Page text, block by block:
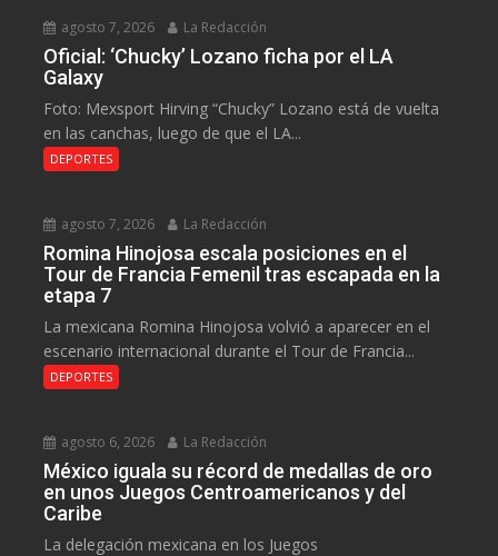
agosto 7, 2026 La Redacción
Oficial: ‘Chucky’ Lozano ficha por el LA
Galaxy
Foto: Mexsport Hirving “Chucky” Lozano está de vuelta
en las canchas, luego de que el LA...
DEPORTES
agosto 7, 2026 La Redacción
Romina Hinojosa escala posiciones en el
Tour de Francia Femenil tras escapada en la
etapa 7
La mexicana Romina Hinojosa volvió a aparecer en el
escenario internacional durante el Tour de Francia...
DEPORTES
agosto 6, 2026 La Redacción
México iguala su récord de medallas de oro
en unos Juegos Centroamericanos y del
Caribe
La delegación mexicana en los Juegos